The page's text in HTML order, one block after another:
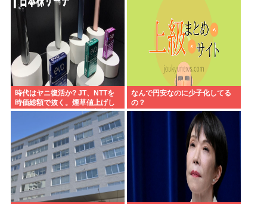
時代はヤニ復活か? JT、NTTを
時価総額で抜く。煙草値上げし
てもヤニ中人口へらずに加熱式
煙草のシュアのびる
なんで円安なのに少子化してる
の？